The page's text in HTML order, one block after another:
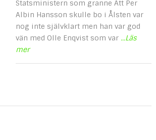
Statsministern som granne Att Per
Albin Hansson skulle bo i Ålsten var
nog inte självklart men han var god
vän med Olle Enqvist som var ...Läs
mer